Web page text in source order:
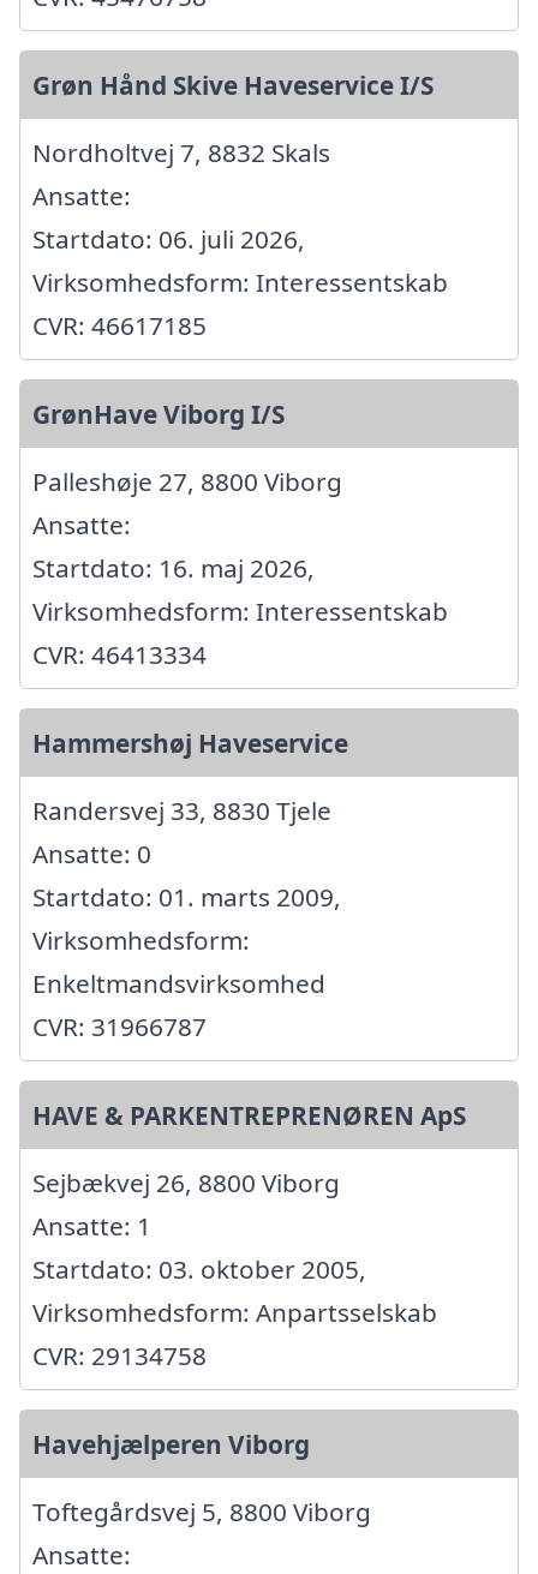
Grøn Hånd Skive Haveservice I/S
Nordholtvej 7, 8832 Skals
Ansatte:
Startdato: 06. juli 2026,
Virksomhedsform: Interessentskab
CVR: 46617185
GrønHave Viborg I/S
Palleshøje 27, 8800 Viborg
Ansatte:
Startdato: 16. maj 2026,
Virksomhedsform: Interessentskab
CVR: 46413334
Hammershøj Haveservice
Randersvej 33, 8830 Tjele
Ansatte: 0
Startdato: 01. marts 2009,
Virksomhedsform:
Enkeltmandsvirksomhed
CVR: 31966787
HAVE & PARKENTREPRENØREN ApS
Sejbækvej 26, 8800 Viborg
Ansatte: 1
Startdato: 03. oktober 2005,
Virksomhedsform: Anpartsselskab
CVR: 29134758
Havehjælperen Viborg
Toftegårdsvej 5, 8800 Viborg
Ansatte: